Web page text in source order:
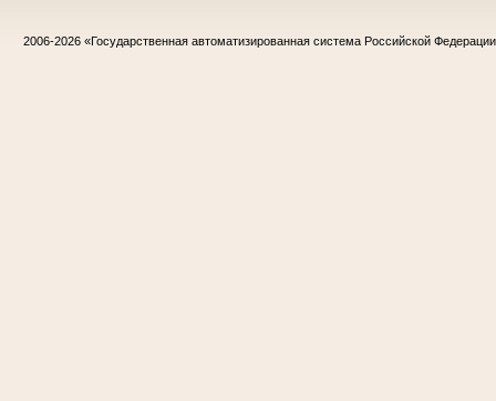
2006-2026 «Государственная автоматизированная система Российской